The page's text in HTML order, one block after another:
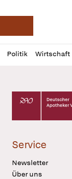
Deutsche
Politik Wirtschaft
Profil
öffnen
Daz
Pur
Deutscher
Service
Newsletter
Über uns